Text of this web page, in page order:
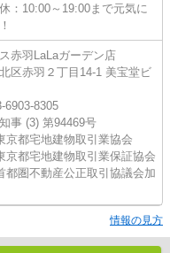
：10:00～19:00まで元気に
赤羽LaLaガーデン店
区赤羽２丁目14-1 美宝堂ビ
6903-8305
事 (3) 第94469号
京都宅地建物取引業協会
京都宅地建物取引業保証協会
都圏不動産公正取引協議会加
情報の見方